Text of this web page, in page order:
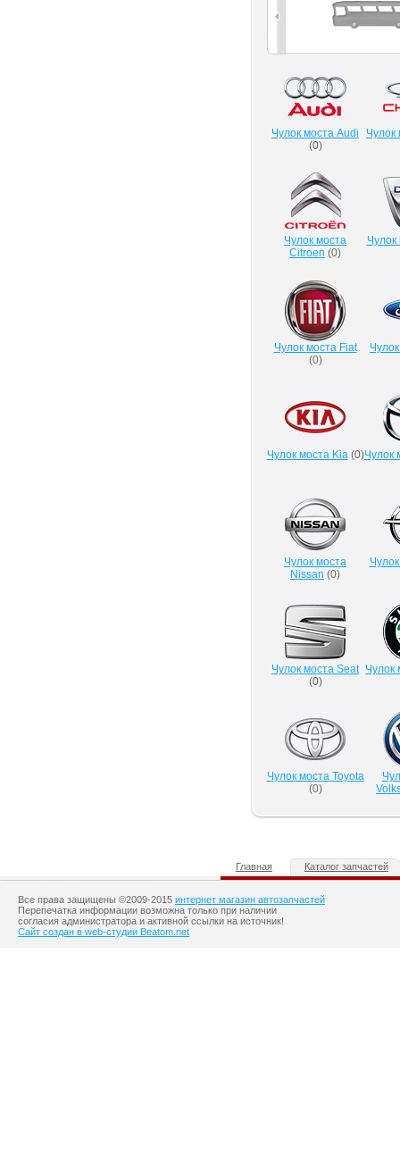
Чулок моста Audi
(0)
Чулок
Чулок моста
Citroen (0)
Чулок
Чулок моста Fiat
(0)
Чулок моста Kia(0)Чулок
Чулок моста
Nissan (0)
Чулок моста Seat
(0)
Чулок
Чулок моста Toyota
(0)
Главная Каталог запчастей
Все права защищены ©2009-2015 интернет магазин автозапчастей
Перепечатка информации возможна только при наличии
согласия администратора и активной ссылки на источник!
Сайт создан в web-студии Beatom.net